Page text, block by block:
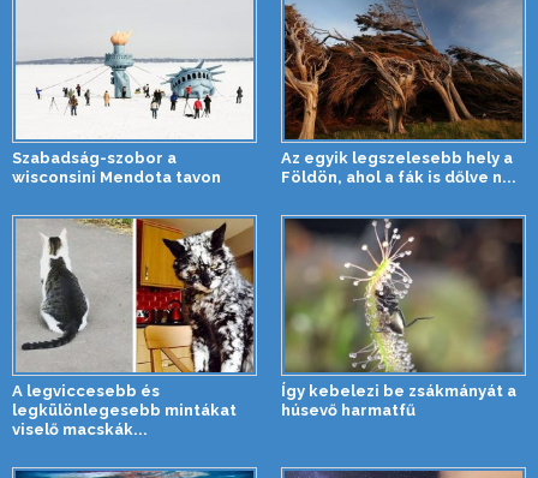
Szabadság-szobor a
wisconsini Mendota tavon
Az egyik legszelesebb hely a
Földön, ahol a fák is dőlve n...
A legviccesebb és
legkülönlegesebb mintákat
viselő macskák...
Így kebelezi be zsákmányát a
húsevő harmatfű